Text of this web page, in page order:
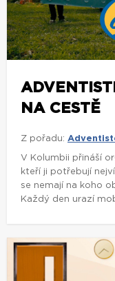
NA CESTĚ
Z pořadu:
V Kolumbii přináší
kteří ji potřebují
se nemají na koho
Každý den urazí